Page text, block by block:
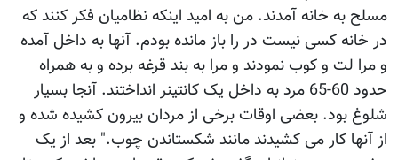
مسلح به خانه آمدند. من به امید اینکه نظامیان فکر کنند که
در خانه کسی نیست در را باز مانده بودم. آنها به داخل آمده
و مرا لت و کوب نمودند و مرا به بند قرغه برده و به همراه
حدود 60-65 مرد به داخل یک کانتینر انداختند. آنجا بسیار
شلوغ بود. بعضی اوقات برخی از مردان بیرون کشیده شده و
از آنها کار می کشیدند مانند شکستاندن چوب." بعد از یک